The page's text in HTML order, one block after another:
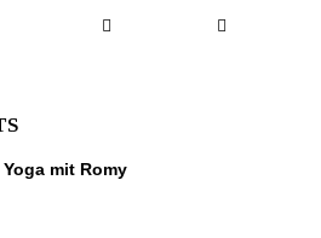
mit Romy